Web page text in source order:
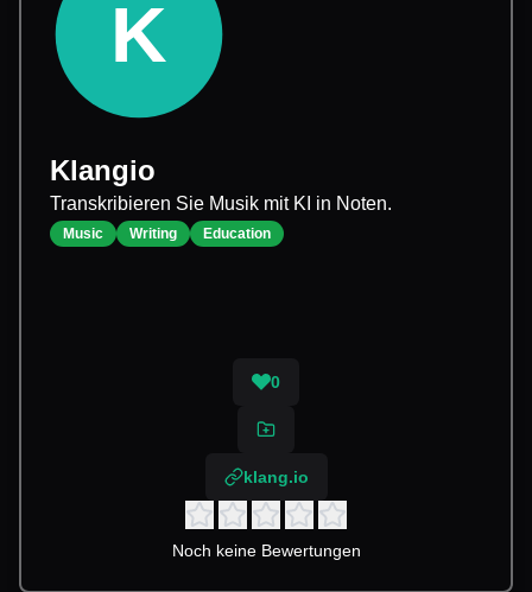
K
Klangio
Transkribieren Sie Musik mit KI in Noten.
Music Writing Education
0
klang.io
Noch keine Bewertungen